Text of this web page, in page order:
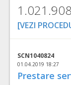
[VEZI
SCN1040824
01.04.2019 18:27